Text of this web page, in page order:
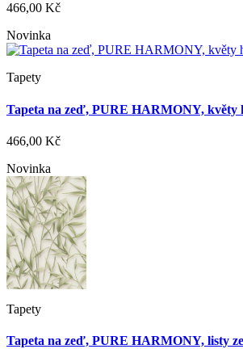
466,00 Kč
Novinka
Tapety
Tapeta na zeď, PURE HARMONY, květy
466,00 Kč
Novinka
Tapety
Tapeta na zeď, PURE HARMONY, listy